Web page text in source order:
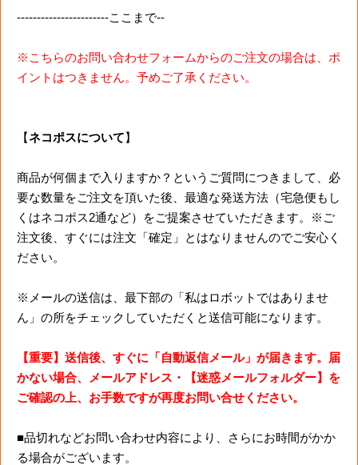
-----------------------ここまで--
※こちらのお問い合わせフォームからのご注文の場合は、ポ
イントはつきません。予めご了承ください。
【ネコポスについて】
商品が何個まで入りますか？というご質問につきまして、必
要な数量をご注文を頂いた後、最適な発送方法（宅急便もし
くはネコポス2通など）をご提案させていただきます。※ご
注文後、すぐには注文「確定」とはなりませんのでご安心く
ださい。
※メールの送信は、最下部の「私はロボットではありませ
ん」の所をチェックしていただくと送信可能になります。
【重要】送信後、すぐに「自動返信メール」が届きます。届
かない場合、メールアドレス・【迷惑メールフォルダー】を
ご確認の上、お手数ですが再度お問い合せください。
■品切れなどお問い合わせ内容により、さらにお時間がかか
る場合がございます。